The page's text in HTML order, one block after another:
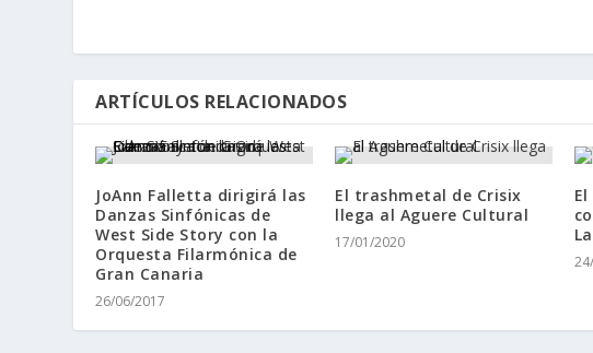
ARTÍCULOS RELACIONADOS
JoAnn Falletta dirigirá las
Danzas Sinfónicas de
West Side Story con la
Orquesta Filarmónica de
Gran Canaria
26/06/2017
El trashmetal de Crisix
llega al Aguere Cultural
17/01/2020